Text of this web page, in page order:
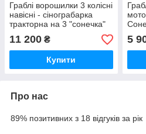
Граблі ворошилки 3 колісні
навісні - сінограбарка
тракторна на 3 "сонечка"
(3т, спиця 6 мм оцинк.,
шарнірна рама)
11 200 ₴
Купити
5
Про нас
89% позитивних з 18 відгуків за рік